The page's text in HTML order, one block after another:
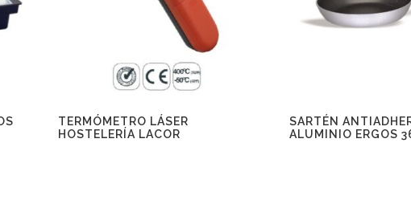
TERMÓMETRO LÁSER
HOSTELERÍA LACOR
SARTÉN
ALUMINIO ERGOS